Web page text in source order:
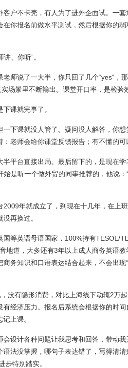
户不卡壳，有人为了进外企面试。一套
你报名前做水平测试，然后根据你的
、你听”。
师说了一大半，你只回了几个“yes”，那
场景里不断输出。课堂开口率，是检验
课就完事了。
下课就没人管了。疑问没人解答，你
老师会给你课堂反馈报告；有不懂的可
平台直接出局。最后留下的，是现在
是听一个做外贸的同事推荐的，他说：
年就成立了，到现在十几年，在上
再换过。
等英语母语国家，100%持有TESOL/
地道，大多还有3年以上成人商务英语
务知识和口语表达结合起来，不会出现
没有隐形消费，对比上海线下动辄2万
经济压力。报名后系统会根据你的时
上课。
设计各种问题让我思考和回答，带动
法没掌握，哪句子表达错了，写得清
步特别踏实。